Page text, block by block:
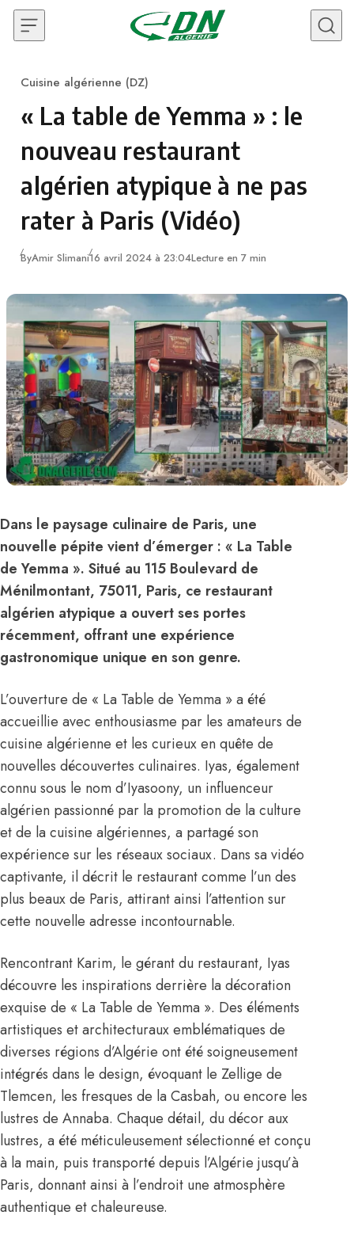
Skip to content
Category
Cuisine algérienne (DZ)
« La table de Yemma » : le
nouveau restaurant
algérien atypique à ne pas
rater à Paris (Vidéo)
ByAmir Slimani16 avril 2024 à 23:04Lecture en 7 min
Dans le paysage culinaire de Paris, une
nouvelle pépite vient d’émerger : « La Table
de Yemma ». Situé au 115 Boulevard de
Ménilmontant, 75011, Paris, ce restaurant
algérien atypique a ouvert ses portes
récemment, offrant une expérience
gastronomique unique en son genre.
L’ouverture de « La Table de Yemma » a été
accueillie avec enthousiasme par les amateurs de
cuisine algérienne et les curieux en quête de
nouvelles découvertes culinaires. Iyas, également
connu sous le nom d’Iyasoony, un influenceur
algérien passionné par la promotion de la culture
et de la cuisine algériennes, a partagé son
expérience sur les réseaux sociaux. Dans sa vidéo
captivante, il décrit le restaurant comme l’un des
plus beaux de Paris, attirant ainsi l’attention sur
cette nouvelle adresse incontournable.
Rencontrant Karim, le gérant du restaurant, Iyas
découvre les inspirations derrière la décoration
exquise de « La Table de Yemma ». Des éléments
artistiques et architecturaux emblématiques de
diverses régions d’Algérie ont été soigneusement
intégrés dans le design, évoquant le Zellige de
Tlemcen, les fresques de la Casbah, ou encore les
lustres de Annaba. Chaque détail, du décor aux
lustres, a été méticuleusement sélectionné et conçu
à la main, puis transporté depuis l’Algérie jusqu’à
Paris, donnant ainsi à l’endroit une atmosphère
authentique et chaleureuse.